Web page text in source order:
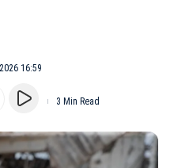
16:59
3 Min Read